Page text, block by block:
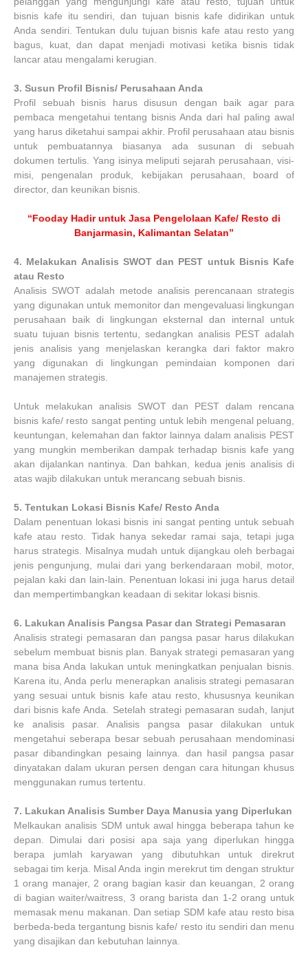
bisnis kafe itu sendiri, dan tujuan bisnis kafe didirikan untuk
Anda sendiri. Tentukan dulu tujuan bisnis kafe atau resto yang
bagus, kuat, dan dapat menjadi motivasi ketika bisnis tidak
lancar atau mengalami kerugian.
3. Susun Profil Bisnis/ Perusahaan Anda
Profil sebuah bisnis harus disusun dengan baik agar para
pembaca mengetahui tentang bisnis Anda dari hal paling awal
yang harus diketahui sampai akhir. Profil perusahaan atau bisnis
untuk pembuatannya biasanya ada susunan di sebuah
dokumen tertulis. Yang isinya meliputi sejarah perusahaan, visi-
misi, pengenalan produk, kebijakan perusahaan, board of
director, dan keunikan bisnis.
“Fooday Hadir untuk Jasa Pengelolaan Kafe/ Resto di
Banjarmasin, Kalimantan Selatan”
4. Melakukan Analisis SWOT dan PEST untuk Bisnis Kafe
atau Resto
Analisis SWOT adalah metode analisis perencanaan strategis
yang digunakan untuk memonitor dan mengevaluasi lingkungan
perusahaan baik di lingkungan eksternal dan internal untuk
suatu tujuan bisnis tertentu, sedangkan analisis PEST adalah
jenis analisis yang menjelaskan kerangka dari faktor makro
yang digunakan di lingkungan pemindaian komponen dari
manajemen strategis.
Untuk melakukan analisis SWOT dan PEST dalam rencana
bisnis kafe/ resto sangat penting untuk lebih mengenal peluang,
keuntungan, kelemahan dan faktor lainnya dalam analisis PEST
yang mungkin memberikan dampak terhadap bisnis kafe yang
akan dijalankan nantinya. Dan bahkan, kedua jenis analisis di
atas wajib dilakukan untuk merancang sebuah bisnis.
5. Tentukan Lokasi Bisnis Kafe/ Resto Anda
Dalam penentuan lokasi bisnis ini sangat penting untuk sebuah
kafe atau resto. Tidak hanya sekedar ramai saja, tetapi juga
harus strategis. Misalnya mudah untuk dijangkau oleh berbagai
jenis pengunjung, mulai dari yang berkendaraan mobil, motor,
pejalan kaki dan lain-lain. Penentuan lokasi ini juga harus detail
dan mempertimbangkan keadaan di sekitar lokasi bisnis.
6. Lakukan Analisis Pangsa Pasar dan Strategi Pemasaran
Analisis strategi pemasaran dan pangsa pasar harus dilakukan
sebelum membuat bisnis plan. Banyak strategi pemasaran yang
mana bisa Anda lakukan untuk meningkatkan penjualan bisnis.
Karena itu, Anda perlu menerapkan analisis strategi pemasaran
yang sesuai untuk bisnis kafe atau resto, khususnya keunikan
dari bisnis kafe Anda. Setelah strategi pemasaran sudah, lanjut
ke analisis pasar. Analisis pangsa pasar dilakukan untuk
mengetahui seberapa besar sebuah perusahaan mendominasi
pasar dibandingkan pesaing lainnya. dan hasil pangsa pasar
dinyatakan dalam ukuran persen dengan cara hitungan khusus
menggunakan rumus tertentu.
7. Lakukan Analisis Sumber Daya Manusia yang Diperlukan
Melkaukan analisis SDM untuk awal hingga beberapa tahun ke
depan. Dimulai dari posisi apa saja yang diperlukan hingga
berapa jumlah karyawan yang dibutuhkan untuk direkrut
sebagai tim kerja. Misal Anda ingin merekrut tim dengan struktur
1 orang manajer, 2 orang bagian kasir dan keuangan, 2 orang
di bagian waiter/waitress, 3 orang barista dan 1-2 orang untuk
memasak menu makanan. Dan setiap SDM kafe atau resto bisa
berbeda-beda tergantung bisnis kafe/ resto itu sendiri dan menu
yang disajikan dan kebutuhan lainnya.